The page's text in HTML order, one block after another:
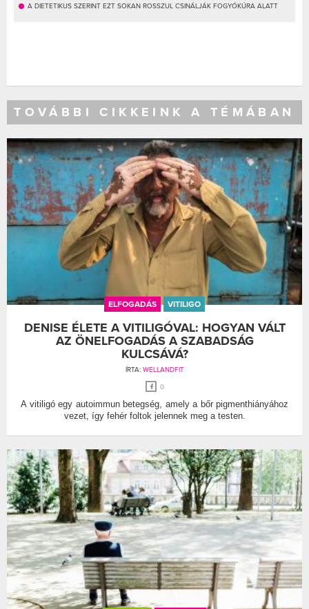
A DIETETIKUS SZERINT EZT SOKAN ROSSZUL CSINÁLJÁK FOGYÓKÚRA ALATT
TOVÁBBI CIKKEINK A TÉMÁBAN
ELFOGADÁS VITILIGO
DENISE ÉLETE A VITILIGÓVAL: HOGYAN VÁLT
AZ ÖNELFOGADÁS A SZABADSÁG
KULCSÁVÁ?
ÍRTA: WELLANDFIT
0
A vitiligó egy autoimmun betegség, amely a bőr pigmenthiányához
vezet, így fehér foltok jelennek meg a testen.